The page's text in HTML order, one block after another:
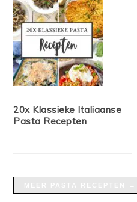
20x Klassieke Italiaanse
Pasta Recepten